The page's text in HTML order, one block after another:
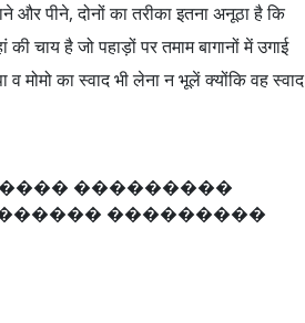
और पीने, दोनों का तरीका इतना अनूठा है कि
चाय है जो पहाड़ों पर तमाम बागानों में उगाई
मोमो का स्वाद भी लेना न भूलें क्योंकि वह स्वाद
���� ���������
����� ���������